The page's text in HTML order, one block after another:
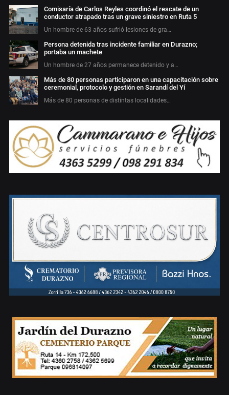
Comisaría de Carlos Reyles coordinó el rescate de un
conductor atrapado tras un grave siniestro en Ruta 5
Un hombre de 63 años sufrió lesiones de gra…
Persona detenida tras incidente familiar en Durazno;
portaba un machete
Un hombre de 27 años permanece detenido y a…
Más de 80 personas participaron en una capacitación sobre
ceremonial, protocolo y gestión en Sarandí del Yí
Más de 80 personas de distintas localidades…